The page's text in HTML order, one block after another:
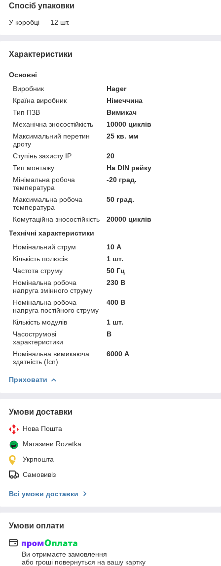
Спосіб упаковки
У коробці — 12 шт.
Характеристики
Основні
Виробник
Hager
Країна виробник
Німеччина
Тип ПЗВ
Вимикач
Механічна зносостійкість
10000 циклів
Максимальний перетин
дроту
25 кв. мм
Ступінь захисту IP
20
Тип монтажу
На DIN рейку
Мінімальна робоча
температура
-20 град.
Максимальна робоча
температура
50 град.
Комутаційна зносостійкість
20000 циклів
Технічні характеристики
Номінальний струм
10 А
Кількість полюсів
1 шт.
Частота струму
50 Гц
Номінальна робоча
напруга змінного струму
230 В
Номінальна робоча
напруга постійного струму
400 В
Кількість модулів
1 шт.
Часострумові
характеристики
B
Номінальна вимикаюча
здатність (Icn)
6000 А
Приховати
Умови доставки
Нова Пошта
Магазини Rozetka
Укрпошта
Самовивіз
Всі умови доставки
Умови оплати
Ви отримаєте замовлення
або гроші повернуться на вашу картку